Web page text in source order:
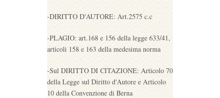
-DIRITTO D'AUTORE: Art.2575 c.c
-PLAGIO: art.168 e 156 della legge 633/41,
articoli 158 e 163 della medesima norma
-Sul DIRITTO DI CITAZIONE: Articolo 70
della Legge sul Diritto d'Autore e Articolo
10 della Convenzione di Berna